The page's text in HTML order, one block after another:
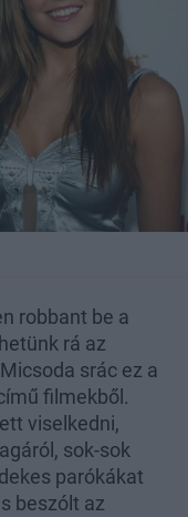
robbant be a
rá az
srác ez a
filmekből.
viselkedni,
sok-sok
parókákat
beszólt az